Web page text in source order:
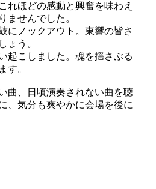
ほどの感動と興奮を味わえ
ませんでした。
にノックアウト。東響の皆さ
ょう。
起こしました。魂を揺さぶる
す。
曲、日頃演奏されない曲を聴
、気分も爽やかに会場を後に